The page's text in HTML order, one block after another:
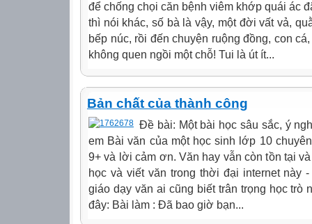
để chống chọi căn bệnh viêm khớp quái ác
thì nói khác, số bà là vậy, một đời vất vả,
bếp núc, rồi đến chuyện ruộng đồng, con
không quen ngồi một chỗ! Tui là út ít...
Bản chất của thành công
Đề bài: Một bài học sâu sắc, ý
em Bài văn của một học sinh lớp 10
9+ và lời cảm ơn. Văn hay vẫn còn tồn tại
học và viết văn trong thời đại internet này
giáo dạy văn ai cũng biết trân trọng học trò
đây: Bài làm : Đã bao giờ bạn...